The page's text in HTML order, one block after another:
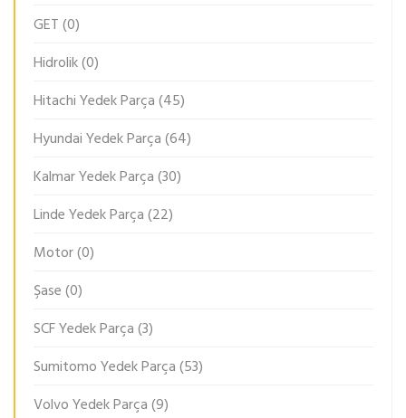
GET(0)
Hidrolik(0)
Hitachi Yedek Parça(45)
Hyundai Yedek Parça(64)
Kalmar Yedek Parça(30)
Linde Yedek Parça(22)
Motor(0)
Şase(0)
SCF Yedek Parça(3)
Sumitomo Yedek Parça(53)
Volvo Yedek Parça(9)